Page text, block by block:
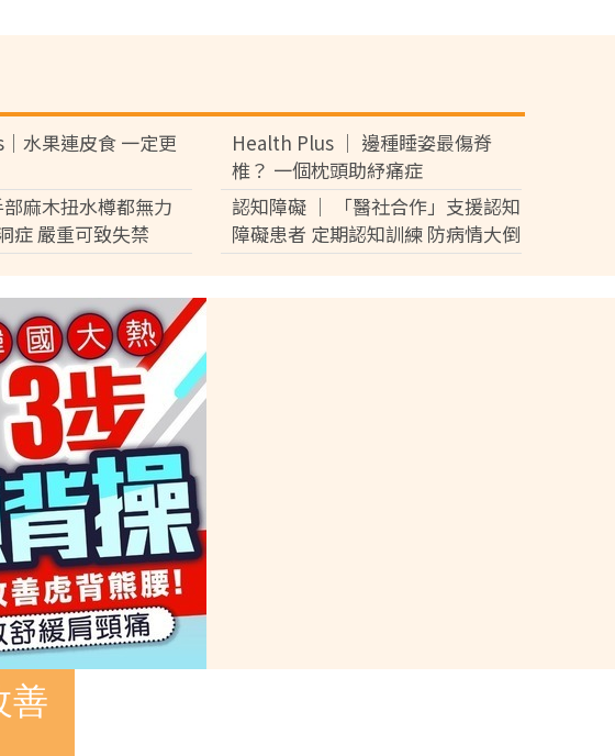
水果連皮食 一定更
Health Plus │ 邊種睡姿最傷脊
椎？ 一個枕頭助紓痛症
麻木扭水樽都無力
症 嚴重可致失禁
認知障礙 │ 「醫社合作」支援認知
障礙患者 定期認知訓練 防病情大倒
退
善